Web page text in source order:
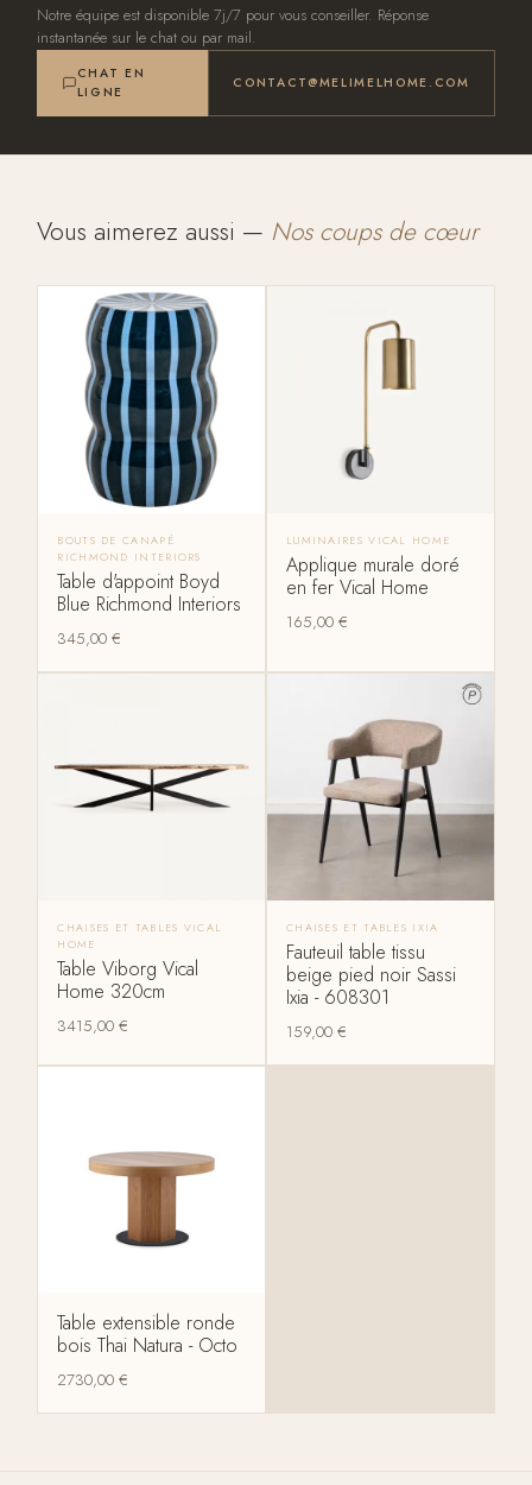
Notre équipe est disponible 7j/7 pour vous conseiller. Réponse
instantanée sur le chat ou par mail.
CHAT EN
LIGNE
CONTACT@MELIMELHOME.COM
Vous aimerez aussi — Nos coups de cœur
BOUTS DE CANAPÉ
RICHMOND INTERIORS
Table d'appoint Boyd
Blue Richmond Interiors
345,00€
LUMINAIRES VICAL HOME
Applique murale doré
en fer Vical Home
165,00 €
CHAISES ET TABLES VICAL
HOME
Table Viborg Vical
Home 320cm
3415,00€
CHAISES ET TABLES IXIA
Fauteuil table tissu
beige pied noir Sassi
Ixia - 608301
159,00 €
Table extensible ronde
bois Thai Natura - Octo
2730,00€